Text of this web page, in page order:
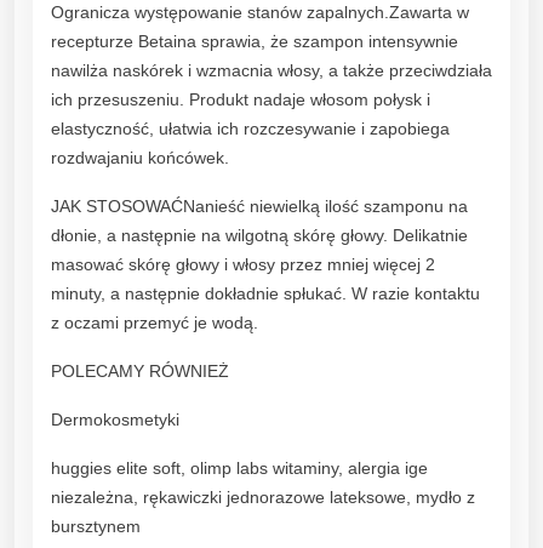
Ogranicza występowanie stanów zapalnych.Zawarta w
recepturze Betaina sprawia, że szampon intensywnie
nawilża naskórek i wzmacnia włosy, a także przeciwdziała
ich przesuszeniu. Produkt nadaje włosom połysk i
elastyczność, ułatwia ich rozczesywanie i zapobiega
rozdwajaniu końcówek.
JAK STOSOWAĆNanieść niewielką ilość szamponu na
dłonie, a następnie na wilgotną skórę głowy. Delikatnie
masować skórę głowy i włosy przez mniej więcej 2
minuty, a następnie dokładnie spłukać. W razie kontaktu
z oczami przemyć je wodą.
POLECAMY RÓWNIEŻ
Dermokosmetyki
huggies elite soft, olimp labs witaminy, alergia ige
niezależna, rękawiczki jednorazowe lateksowe, mydło z
bursztynem